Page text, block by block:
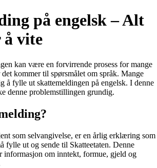
på engelsk – Alt
å vite
kan være en forvirrende prosess for mange
kommer til spørsmålet om språk. Mange
å fylle ut skattemeldingen på engelsk. I denne
denne problemstillingen grundig.
som selvangivelse, er en årlig erklæring som
fylle ut og sende til Skatteetaten. Denne
informasjon om inntekt, formue, gjeld og